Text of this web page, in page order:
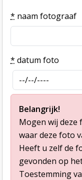
* naam fotograaf
* datum foto
Belangrijk!
Mogen wij deze
waar deze foto
Heeft u zelf de
gevonden op
Toestemming